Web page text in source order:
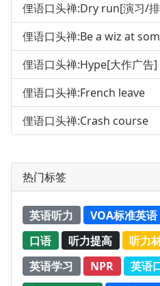
俚语口头禅:Dry run[演习/
俚语口头禅:Be a wiz at
俚语口头禅:Hype[大作广告]
俚语口头禅:French leave
俚语口头禅:Crash course
热门标签
英语听力 VOA标准英语
口语
听力提高 听力
英语学习
NPR 英语